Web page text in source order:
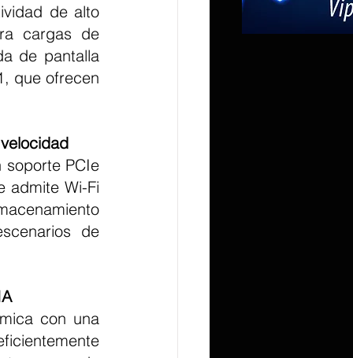
de alto
cargas de
de pantalla
que ofrecen
admite Wi-Fi
de